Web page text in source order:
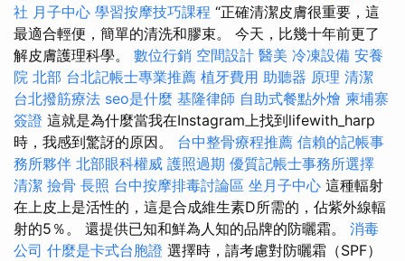
社 月子中心 學習按摩技巧課程 “正確清潔皮膚很重要，這
最適合輕便，簡單的清洗和膠束。 今天，比幾十年前更了
解皮膚護理科學。 數位行銷 空間設計 醫美 冷凍設備 安養
院 北部 台北記帳士專業推薦 植牙費用 助聽器 原理 清潔
台北撥筋療法 seo是什麼 基隆律師 自助式餐點外燴 柬埔寨
簽證 這就是為什麼當我在Instagram上找到lifewith_harp
時，我感到驚訝的原因。 台中整骨療程推薦 信賴的記帳事
務所夥伴 北部眼科權威 護照過期 優質記帳士事務所選擇
清潔 撿骨 長照 台中按摩排毒討論區 坐月子中心 這種輻射
在上皮上是活性的，這是合成維生素D所需的，佔紫外線輻
射的5％。 還提供已知和鮮為人知的品牌的防曬霜。 消毒
公司 什麼是卡式台胞證 選擇時，請考慮對防曬霜（SPF）